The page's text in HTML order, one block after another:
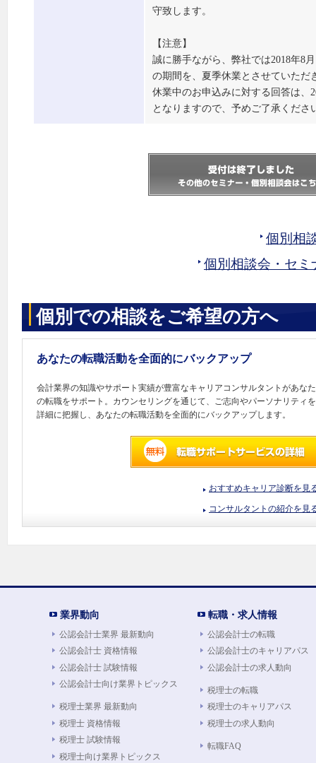
守致します。
【注意】
誠に勝手ながら、弊社では2018年8
の期間を、夏季休業とさせていただ
休業中のお申込みに対する回答は、
となりますので、予めご了承くださ
個別相
個別相談会・セミ
個別での相談をご希望の方へ
あなたの転職活動を全面的にバックアップ
会計業界の知識やサポート実績が豊富なキャリアコンサルタントがあなた
の転職をサポート。カウンセリングを通じて、ご志向やパーソナリティを
詳細に把握し、あなたの転職活動を全面的にバックアップします。
おすすめキャリア診断を見
コンサルタントの紹介を見
業界動向
公認会計士業界 最新動向
公認会計士 資格情報
公認会計士 試験情報
公認会計士向け業界トピックス
税理士業界 最新動向
税理士 資格情報
税理士 試験情報
税理士向け業界トピックス
転職・求人情報
公認会計士の転職
公認会計士のキャリアパス
公認会計士の求人動向
税理士の転職
税理士のキャリアパス
税理士の求人動向
転職FAQ